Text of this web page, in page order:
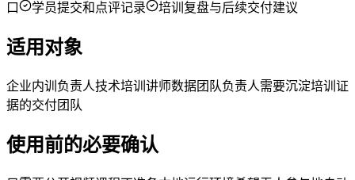
口
学员提交和点评记录 培训复盘与后续交付建议
适用对象
企业内训负责人技术培训讲师数据团队负责人需要沉淀培训证
据的交付团队
使用前的必要确认